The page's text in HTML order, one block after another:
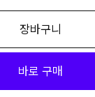
장바구니
바로 구매